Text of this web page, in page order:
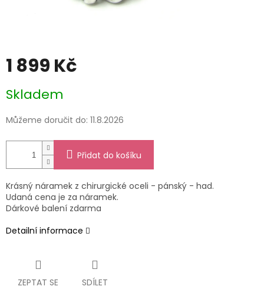
1 899 Kč
cena:
Skladem
Můžeme doručit do: 11.8.2026
Přidat do košíku
Krásný náramek z chirurgické oceli - pánský - had.
Udaná cena je za náramek.
Dárkové balení zdarma
Detailní informace
ZEPTAT SE SDÍLET